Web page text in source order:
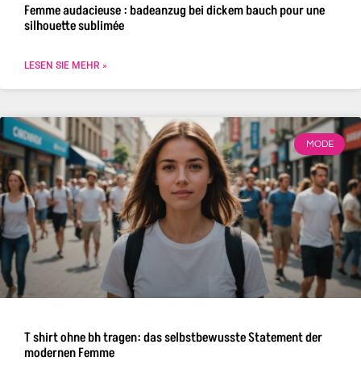
Femme audacieuse : badeanzug bei dickem bauch pour une
silhouette sublimée
LESEN SIE MEHR »
MODE
T shirt ohne bh tragen: das selbstbewusste Statement der
modernen Femme